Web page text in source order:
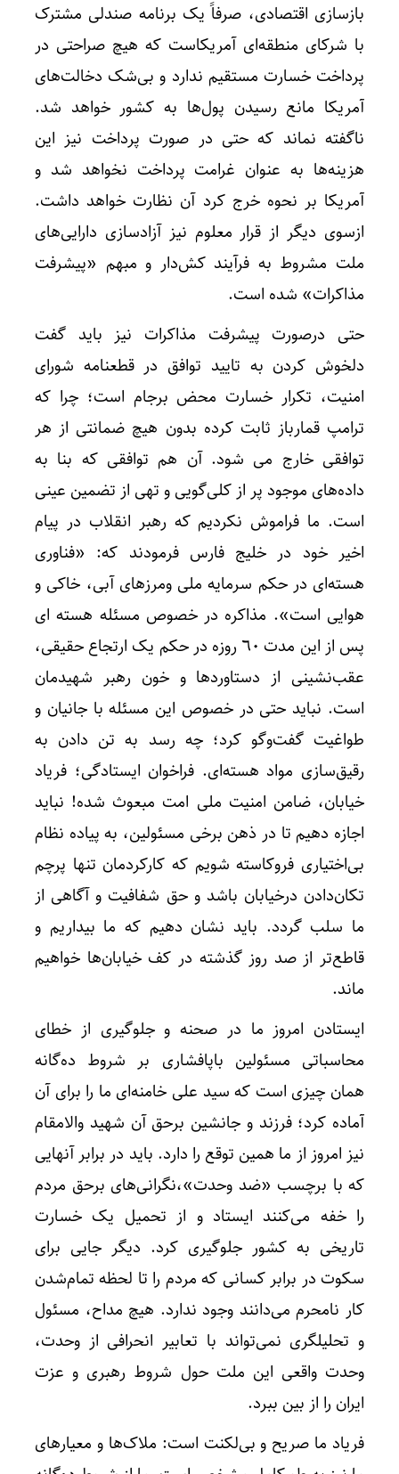
بازسازی اقتصادی، صرفاً یک برنامه صندلی مشترک
با شرکای منطقه‌ای آمریکاست که هیچ صراحتی در
پرداخت خسارت مستقیم ندارد و بی‌شک دخالت‌های
آمریکا مانع رسیدن پول‌ها به کشور خواهد شد.
ناگفته نماند که حتی در صورت پرداخت نیز این
هزینه‌ها به عنوان غرامت پرداخت نخواهد شد و
آمریکا بر نحوه خرج کرد آن نظارت خواهد داشت.
ازسوی دیگر از قرار معلوم نیز آزادسازی دارایی‌های
ملت مشروط به فرآیند کش‌دار و مبهم «پیشرفت
مذاکرات» شده است.
حتی درصورت پیشرفت مذاکرات نیز باید گفت
دلخوش کردن به تایید توافق در قطعنامه شورای
امنیت، تکرار خسارت محض برجام است؛ چرا که
ترامپ قمارباز ثابت کرده بدون هیچ ضمانتی از هر
توافقی خارج می شود. آن هم توافقی که بنا به
داده‌های موجود پر از کلی‌گویی و تهی از تضمین عینی
است. ما فراموش نکردیم که رهبر انقلاب در پیام
اخیر خود در خلیج فارس فرمودند که: «فناوری
هسته‌ای در حکم سرمایه ملی ومرزهای آبی، خاکی و
هوایی است». مذاکره در خصوص مسئله هسته ای
پس از این مدت ٦٠ روزه در حکم یک ارتجاع حقیقی،
عقب‌نشینی از دستاوردها و خون رهبر شهیدمان
است. نباید حتی در خصوص این مسئله با جانیان و
طواغیت گفت‌وگو کرد؛ چه رسد به تن دادن به
رقیق‌سازی مواد هسته‌ای. فراخوان ایستادگی؛ فریاد
خیابان، ضامن امنیت ملی امت مبعوث شده! نباید
اجازه دهیم تا در ذهن برخی مسئولین، به پیاده نظام
بی‌اختیاری فروکاسته شویم که کارکردمان تنها پرچم
تکان‌دادن درخیابان باشد و حق شفافیت و آگاهی از
ما سلب گردد. باید نشان دهیم که ما بیداریم و
قاطع‌تر از صد روز گذشته در کف خیابان‌ها خواهیم
ماند.
ایستادن امروز ما در صحنه و جلوگیری از خطای
محاسباتی مسئولین باپافشاری بر شروط ده‌گانه
همان چیزی است که سید علی خامنه‌ای ما را برای آن
آماده کرد؛ فرزند و جانشین برحق آن شهید والامقام
نیز امروز از ما همین توقع را دارد. باید در برابر آنهایی
که با برچسب «ضد وحدت»،نگرانی‌های برحق مردم
را خفه می‌کنند ایستاد و از تحمیل یک خسارت
تاریخی به کشور جلوگیری کرد. دیگر جایی برای
سکوت در برابر کسانی که مردم را تا لحظه تمام‌شدن
کار نامحرم می‌دانند وجود ندارد. هیچ مداح، مسئول
و تحلیلگری نمی‌تواند با تعابیر انحرافی از وحدت،
وحدت واقعی این ملت حول شروط رهبری و عزت
ایران را از بین ببرد.
فریاد ما صریح و بی‌لکنت است: ملاک‌ها و معیارهای